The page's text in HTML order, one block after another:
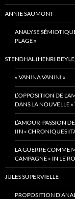
ANNIE SAUMONT
ANALYSE
PLAGE »
STENDHAL (HENRI
« VANINA VANINI »
L’OPPOSITION DE
DANS LA NOUVELLE
L’AMOUR-PASSION
(IN « CHRONIQUES
LA GUERRE COMME
CAMPAGNE » IN LE
JULES SUPERVIELLE
PROPOSITION